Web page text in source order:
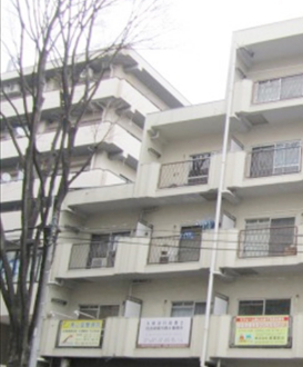
採用情報
お問い合わせ